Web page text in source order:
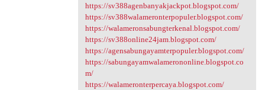
https://sv388agenbanyakjackpot.blogspot.com/
https://sv388walameronterpopuler.blogspot.com/
https://walameronsabungterkenal.blogspot.com/
https://sv388online24jam.blogspot.com/
https://agensabungayamterpopuler.blogspot.com/
https://sabungayamwalamerononline.blogspot.co
m/
https://walameronterpercaya.blogspot.com/